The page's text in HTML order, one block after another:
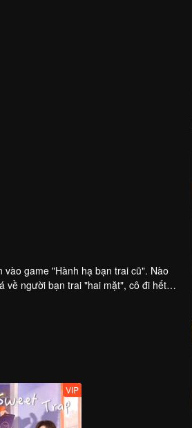
game "Hành hạ bạn trai cũ". Nào
về người bạn trai "hai mặt", cô đi hết
VIP